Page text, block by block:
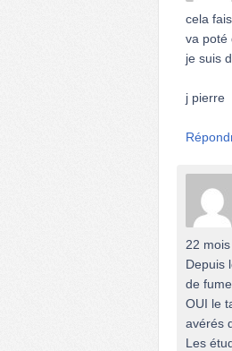
cela
va poté
je suis
j pierre
22
Depuis
de
OUI le
avérés
Les